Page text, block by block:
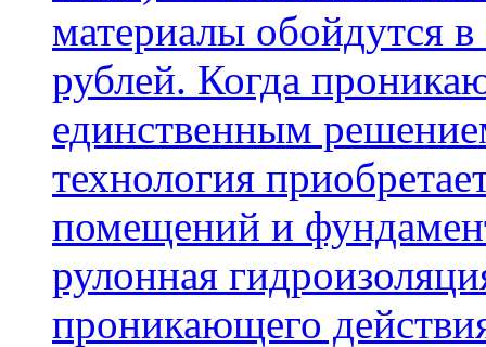
материалы обойдутся
рублей. Когда
единственным
технология
помещений и
рулонная
проникающего